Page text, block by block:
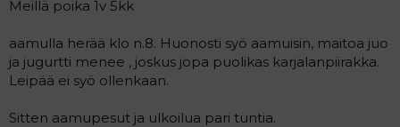
Meillä poika 1v 5kk
aamulla herää klo n.8. Huonosti syö aamuisin, maitoa juo
ja jugurtti menee , joskus jopa puolikas karjalanpiirakka.
Leipää ei syö ollenkaan.
Sitten aamupesut ja ulkoilua pari tuntia.